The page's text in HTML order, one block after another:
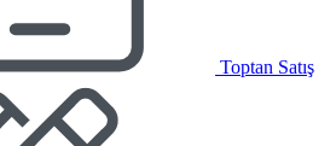
Toptan Satış